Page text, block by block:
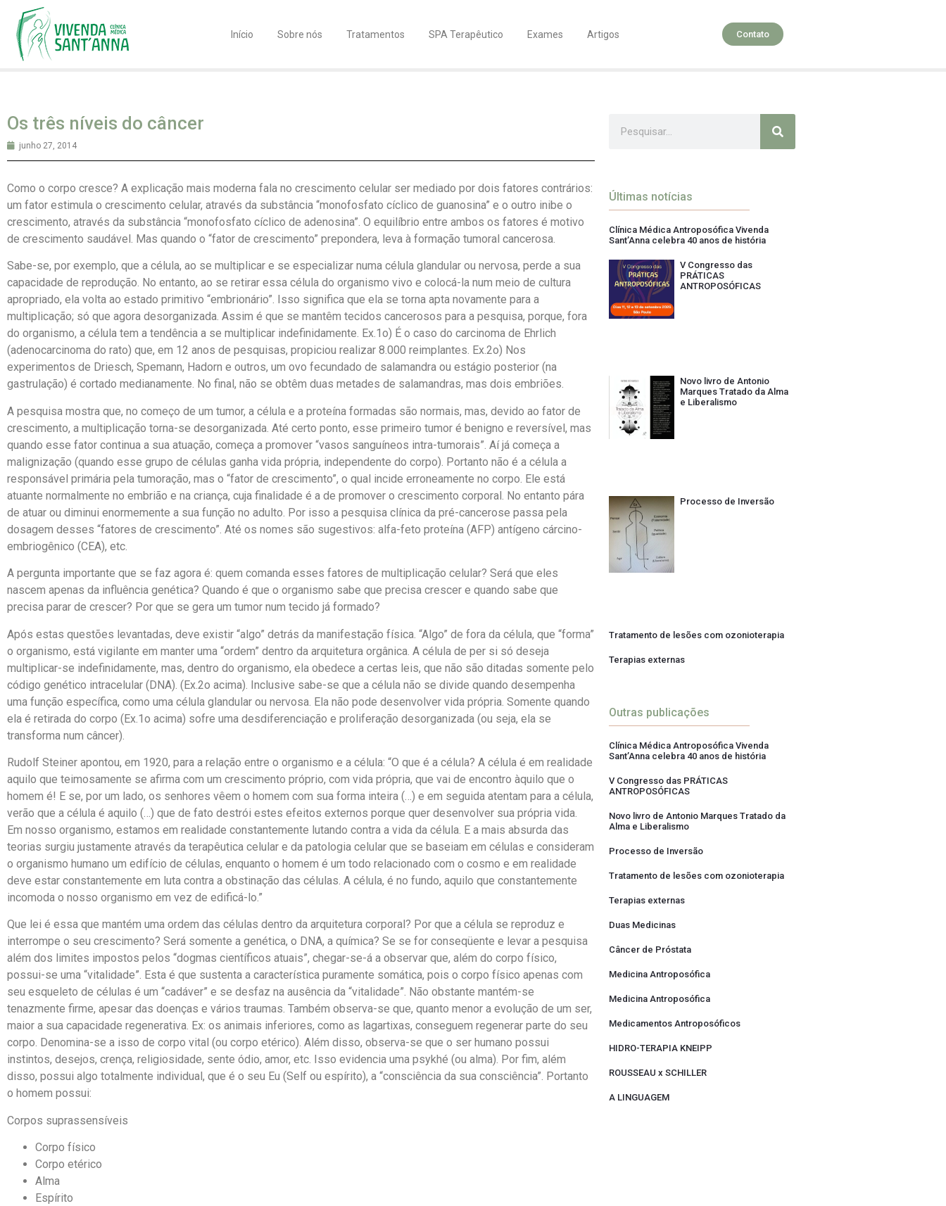
Início Sobre nós Tratamentos SPA Terapêutico Exames Artigos Contato
Os três níveis do câncer
junho 27, 2014
Como o corpo cresce? A explicação mais moderna fala no crescimento celular ser mediado por dois fatores contrários:
um fator estimula o crescimento celular, através da substância “monofosfato cíclico de guanosina” e o outro inibe o
crescimento, através da substância “monofosfato cíclico de adenosina”. O equilíbrio entre ambos os fatores é motivo
de crescimento saudável. Mas quando o “fator de crescimento” prepondera, leva à formação tumoral cancerosa.
Sabe-se, por exemplo, que a célula, ao se multiplicar e se especializar numa célula glandular ou nervosa, perde a sua
capacidade de reprodução. No entanto, ao se retirar essa célula do organismo vivo e colocá-la num meio de cultura
apropriado, ela volta ao estado primitivo “embrionário”. Isso significa que ela se torna apta novamente para a
multiplicação; só que agora desorganizada. Assim é que se mantêm tecidos cancerosos para a pesquisa, porque, fora
do organismo, a célula tem a tendência a se multiplicar indefinidamente. Ex.1o) É o caso do carcinoma de Ehrlich
(adenocarcinoma do rato) que, em 12 anos de pesquisas, propiciou realizar 8.000 reimplantes. Ex.2o) Nos
experimentos de Driesch, Spemann, Hadorn e outros, um ovo fecundado de salamandra ou estágio posterior (na
gastrulação) é cortado medianamente. No final, não se obtêm duas metades de salamandras, mas dois embriões.
A pesquisa mostra que, no começo de um tumor, a célula e a proteína formadas são normais, mas, devido ao fator de
crescimento, a multiplicação torna-se desorganizada. Até certo ponto, esse primeiro tumor é benigno e reversível, mas
quando esse fator continua a sua atuação, começa a promover “vasos sanguíneos intra-tumorais”. Aí já começa a
malignização (quando esse grupo de células ganha vida própria, independente do corpo). Portanto não é a célula a
responsável primária pela tumoração, mas o “fator de crescimento”, o qual incide erroneamente no corpo. Ele está
atuante normalmente no embrião e na criança, cuja finalidade é a de promover o crescimento corporal. No entanto pára
de atuar ou diminui enormemente a sua função no adulto. Por isso a pesquisa clínica da pré-cancerose passa pela
dosagem desses “fatores de crescimento”. Até os nomes são sugestivos: alfa-feto proteína (AFP) antígeno cárcino-
embriogênico (CEA), etc.
A pergunta importante que se faz agora é: quem comanda esses fatores de multiplicação celular? Será que eles
nascem apenas da influência genética? Quando é que o organismo sabe que precisa crescer e quando sabe que
precisa parar de crescer? Por que se gera um tumor num tecido já formado?
Após estas questões levantadas, deve existir “algo” detrás da manifestação física. “Algo” de fora da célula, que “forma”
o organismo, está vigilante em manter uma “ordem” dentro da arquitetura orgânica. A célula de per si só deseja
multiplicar-se indefinidamente, mas, dentro do organismo, ela obedece a certas leis, que não são ditadas somente pelo
código genético intracelular (DNA). (Ex.2o acima). Inclusive sabe-se que a célula não se divide quando desempenha
uma função específica, como uma célula glandular ou nervosa. Ela não pode desenvolver vida própria. Somente quando
ela é retirada do corpo (Ex.1o acima) sofre uma desdiferenciação e proliferação desorganizada (ou seja, ela se
transforma num câncer).
Rudolf Steiner apontou, em 1920, para a relação entre o organismo e a célula: “O que é a célula? A célula é em realidade
aquilo que teimosamente se afirma com um crescimento próprio, com vida própria, que vai de encontro àquilo que o
homem é! E se, por um lado, os senhores vêem o homem com sua forma inteira (…) e em seguida atentam para a célula,
verão que a célula é aquilo (…) que de fato destrói estes efeitos externos porque quer desenvolver sua própria vida.
Em nosso organismo, estamos em realidade constantemente lutando contra a vida da célula. E a mais absurda das
teorias surgiu justamente através da terapêutica celular e da patologia celular que se baseiam em células e consideram
o organismo humano um edifício de células, enquanto o homem é um todo relacionado com o cosmo e em realidade
deve estar constantemente em luta contra a obstinação das células. A célula, é no fundo, aquilo que constantemente
incomoda o nosso organismo em vez de edificá-lo.”
Que lei é essa que mantém uma ordem das células dentro da arquitetura corporal? Por que a célula se reproduz e
interrompe o seu crescimento? Será somente a genética, o DNA, a química? Se se for conseqüente e levar a pesquisa
além dos limites impostos pelos “dogmas científicos atuais”, chegar-se-á a observar que, além do corpo físico,
possui-se uma “vitalidade”. Esta é que sustenta a característica puramente somática, pois o corpo físico apenas com
seu esqueleto de células é um “cadáver” e se desfaz na ausência da “vitalidade”. Não obstante mantém-se
tenazmente firme, apesar das doenças e vários traumas. Também observa-se que, quanto menor a evolução de um ser,
maior a sua capacidade regenerativa. Ex: os animais inferiores, como as lagartixas, conseguem regenerar parte do seu
corpo. Denomina-se a isso de corpo vital (ou corpo etérico). Além disso, observa-se que o ser humano possui
instintos, desejos, crença, religiosidade, sente ódio, amor, etc. Isso evidencia uma psykhé (ou alma). Por fim, além
disso, possui algo totalmente individual, que é o seu Eu (Self ou espírito), a “consciência da sua consciência”. Portanto
o homem possui:
Corpos suprassensíveis
Corpo físico
Corpo etérico
Alma
Espírito
Últimas notícias
Clínica Médica Antroposófica Vivenda
Sant’Anna celebra 40 anos de história
V Congresso das
PRÁTICAS
ANTROPOSÓFICAS
Novo livro de Antonio
Marques Tratado da Alma
e Liberalismo
Processo de Inversão
Tratamento de lesões com ozonioterapia
Terapias externas
Outras publicações
Clínica Médica Antroposófica Vivenda
Sant’Anna celebra 40 anos de história
V Congresso das PRÁTICAS
ANTROPOSÓFICAS
Novo livro de Antonio Marques Tratado da
Alma e Liberalismo
Processo de Inversão
Tratamento de lesões com ozonioterapia
Terapias externas
Duas Medicinas
Câncer de Próstata
Medicina Antroposófica
Medicina Antroposófica
Medicamentos Antroposóficos
HIDRO-TERAPIA KNEIPP
ROUSSEAU x SCHILLER
A LINGUAGEM